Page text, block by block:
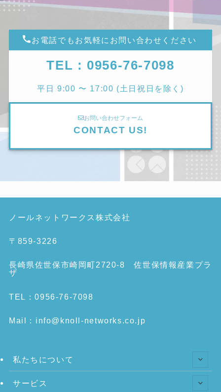
お電話でもお気軽にお問い合わせください
TEL : 0956-76-7098
平日 9:00 〜 17:00 (土日祝日を除く)
お問い合わせフォーム
CONTACT US!
ノールネットワークス株式会社
〒859-3226
長崎県佐世保市崎岡町2720-8 佐世保情報産業プラ
ザ
TEL：0956-76-7098
Mail：info@knoll-networks.co.jp
私たちについて
サービス